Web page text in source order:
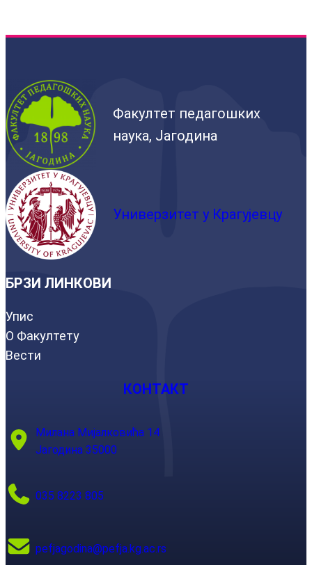
Факултет педагошких
наука, Јагодина
Универзитет у Крагујевцу
БРЗИ ЛИНКОВИ
Упис
О Факултету
Вести
КОНТАКТ
Милана Мијалковића 14
Јагодина 35000
035 8223 805
pefjagodina@pefja.kg.ac.rs